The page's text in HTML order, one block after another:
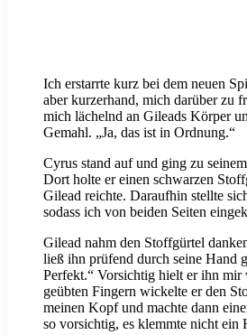
Ich erstarrte kurz bei dem neuen
aber kurzerhand, mich darüber zu
mich lächelnd an Gileads Körper
Gemahl. „Ja, das ist in Ordnung.“
Cyrus stand auf und ging zu
Dort holte er einen schwarzen
Gilead reichte. Daraufhin stellte
sodass ich von beiden Seiten
Gilead nahm den Stoffgürtel
ließ ihn prüfend durch seine Hand
Perfekt.“ Vorsichtig hielt er ihn
geübten Fingern wickelte er den
meinen Kopf und machte dann
so vorsichtig, es klemmte nicht ein